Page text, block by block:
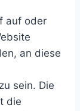
auf oder
an diese
sein. Die
die